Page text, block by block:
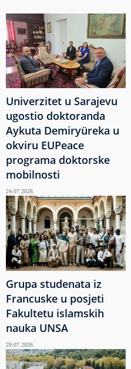
Univerzitet u Sarajevu
ugostio doktoranda
Aykuta Demiryüreka u
okviru EUPeace
programa doktorske
mobilnosti
24.07.2026.
Grupa studenata iz
Francuske u posjeti
Fakultetu islamskih
nauka UNSA
29.07.2026.